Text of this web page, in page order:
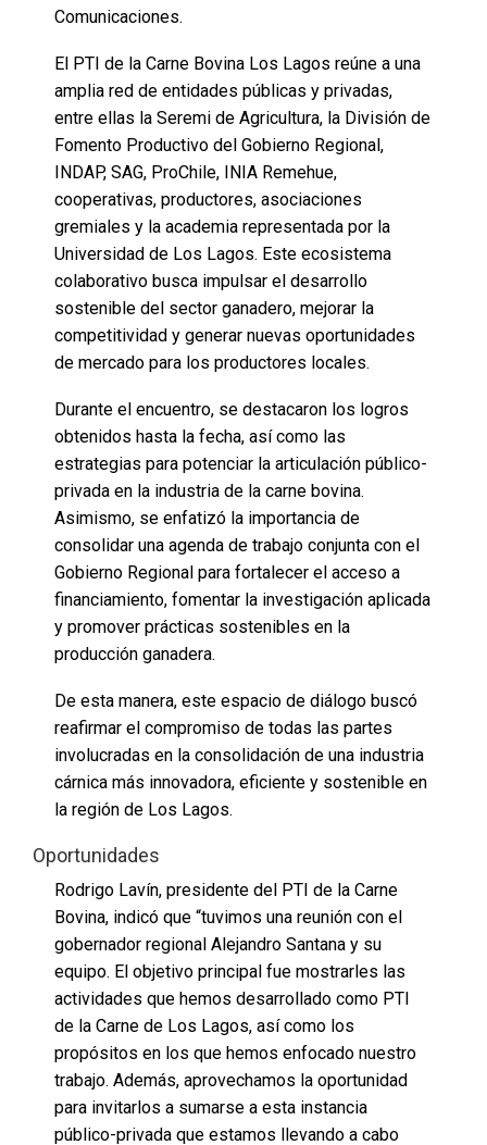
Comunicaciones.
El PTI de la Carne Bovina Los Lagos reúne a una
amplia red de entidades públicas y privadas,
entre ellas la Seremi de Agricultura, la División de
Fomento Productivo del Gobierno Regional,
INDAP, SAG, ProChile, INIA Remehue,
cooperativas, productores, asociaciones
gremiales y la academia representada por la
Universidad de Los Lagos. Este ecosistema
colaborativo busca impulsar el desarrollo
sostenible del sector ganadero, mejorar la
competitividad y generar nuevas oportunidades
de mercado para los productores locales.
Durante el encuentro, se destacaron los logros
obtenidos hasta la fecha, así como las
estrategias para potenciar la articulación público-
privada en la industria de la carne bovina.
Asimismo, se enfatizó la importancia de
consolidar una agenda de trabajo conjunta con el
Gobierno Regional para fortalecer el acceso a
financiamiento, fomentar la investigación aplicada
y promover prácticas sostenibles en la
producción ganadera.
De esta manera, este espacio de diálogo buscó
reafirmar el compromiso de todas las partes
involucradas en la consolidación de una industria
cárnica más innovadora, eficiente y sostenible en
la región de Los Lagos.
Oportunidades
Rodrigo Lavín, presidente del PTI de la Carne
Bovina, indicó que “tuvimos una reunión con el
gobernador regional Alejandro Santana y su
equipo. El objetivo principal fue mostrarles las
actividades que hemos desarrollado como PTI
de la Carne de Los Lagos, así como los
propósitos en los que hemos enfocado nuestro
trabajo. Además, aprovechamos la oportunidad
para invitarlos a sumarse a esta instancia
público-privada que estamos llevando a cabo